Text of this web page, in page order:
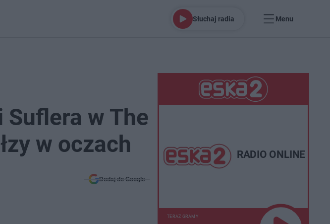
Słuchaj radia Menu
Suflera w The
w oczach
Dodaj do Google
RADIO ONLINE
TERAZ GRAMY